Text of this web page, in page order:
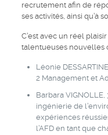
recrutement afin de
ses activités, ainsi qu’à
C’est avec un réel
talentueuses nouvelles
Léonie
2 Management et
Barbara
ingénierie de
expériences
l’AFD en tant que